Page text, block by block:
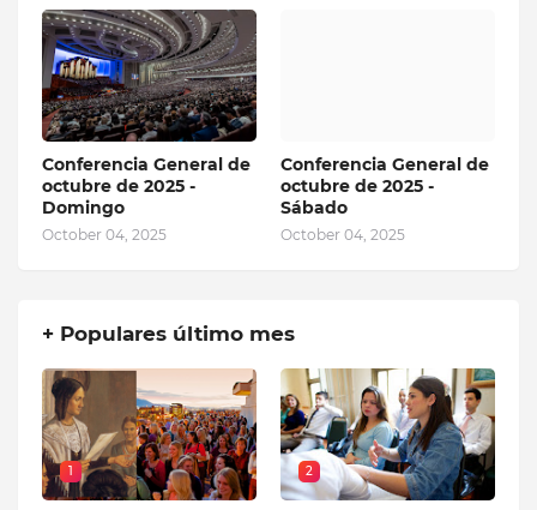
Conferencia General de
octubre de 2025 -
Domingo
October 04, 2025
Conferencia General de
octubre de 2025 -
Sábado
October 04, 2025
+ Populares último mes
1 2